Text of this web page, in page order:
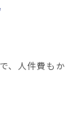
、人件費もか